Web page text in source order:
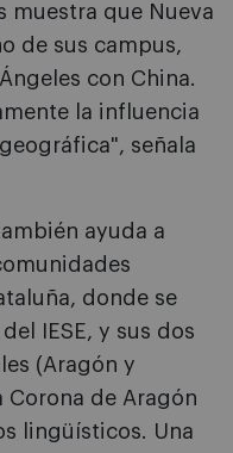
muestra que Nueva
de sus campus,
con China.
la influencia
señala
ayuda a
donde se
IESE, y sus dos
(Aragón y
Corona de Aragón
lingüísticos. Una